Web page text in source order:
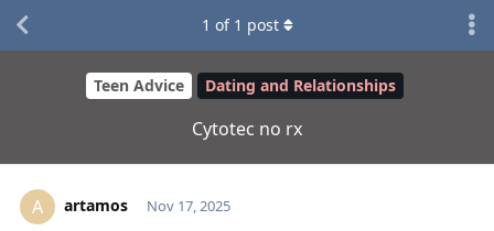
Teen Advice Dating and Relationships
Cytotec no rx
1 of 1 post
A artamos Nov 17, 2025